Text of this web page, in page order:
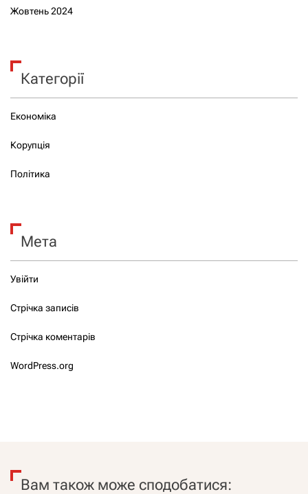
Жовтень 2024
Категорії
Економіка
Корупція
Політика
Мета
Увійти
Стрічка записів
Стрічка коментарів
WordPress.org
Вам також може сподобатися: